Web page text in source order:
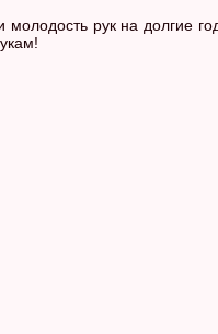
молодость рук на долгие